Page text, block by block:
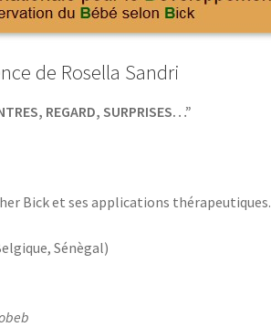
de Rosella Sandri
REGARD, SURPRISES…”
Bick et ses applications thérapeutiques.
Sénègal)